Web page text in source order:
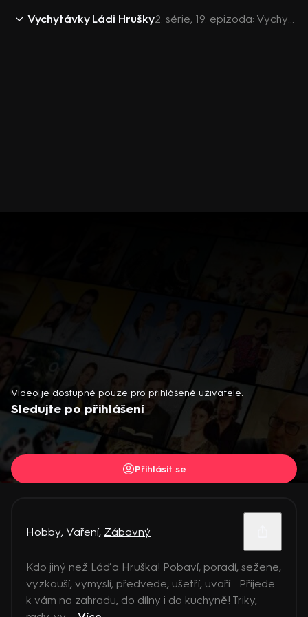
Vychytávky Ládi Hrušky 2. série, 19. epizoda: Vychytávky Ládi Hrušky 2016 (19)
Video je dostupné pouze pro přihlášené uživatele.
Sledujte po přihlášení
Přihlásit se
Hobby, Vaření, Zábavný
Kdo jiný než Láďa Hruška! Pobaví, poradí, sežene,
vyzkouší, vymyslí, předvede, ušetří, uvaří... Přijede
k vám na zahradu, do dílny i do kuchyně! Triky,